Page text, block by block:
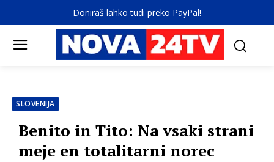
Doniraš lahko tudi preko PayPal!
SLOVENIJA
Benito in Tito: Na vsaki strani
meje en totalitarni norec